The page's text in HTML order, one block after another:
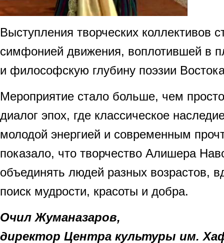
Выступления творческих коллективов
симфонией движения, воплотившей в
и философскую глубину поэзии
Мероприятие стало больше, чем
диалог эпох, где классическое
молодой энергией и современным
показало, что творчество Алишера
объединять людей разных возрастов,
поиск мудрости, красоты и добра.
Очил Жуманазаров,
директор Центра культуры им.